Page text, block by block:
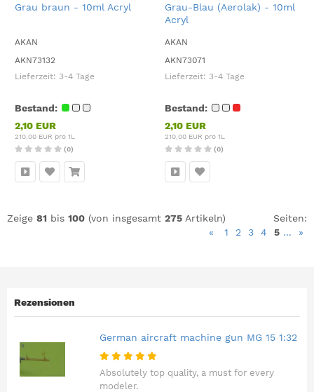
Grau braun - 10ml Acryl
AKAN
AKN73132
Lieferzeit: 3-4 Tage
Bestand:
2,10 EUR
210,00 EUR pro 1L
(0)
Grau-Blau (Aerolak) - 10ml
Acryl
AKAN
AKN73071
Lieferzeit: 3-4 Tage
Bestand:
2,10 EUR
210,00 EUR pro 1L
(0)
Zeige 81 bis 100 (von insgesamt 275 Artikeln)
Seiten:
«
1 2 3 4 5 ... »
Rezensionen
German aircraft machine gun MG 15 1:32
Absolutely top quality, a must for every
modeler.